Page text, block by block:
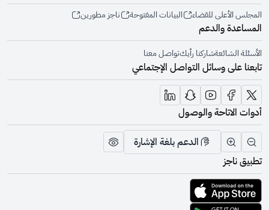
المجلس الأعلى للقضاء البيانات المفتوحة ناجز مطورين
المساعدة والدعم
الأسئلة الشائعةشاركنا رأيكتواصل معنا
تابعنا على وسائل التواصل الإجتماعي
أدوات الاتاحة والوصول
تقليل الرؤية وحجم الخطزيادة الرؤية وحجم الخط الدعم بلغة الإشارة
تبديل المظهر
تطبيق ناجز
تحميل التطبيق من متجر أبل